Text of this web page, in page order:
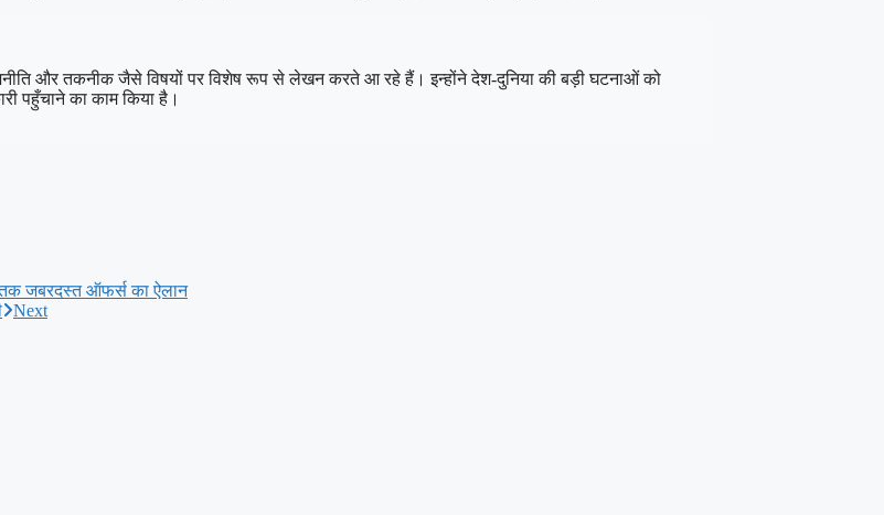
और तकनीक जैसे विषयों पर विशेष रूप से लेखन करते आ रहे हैं। इन्होंने देश-दुनिया की बड़ी घटनाओं को
पहुँचाने का काम किया है।
जबरदस्त ऑफर्स का ऐलान
Next